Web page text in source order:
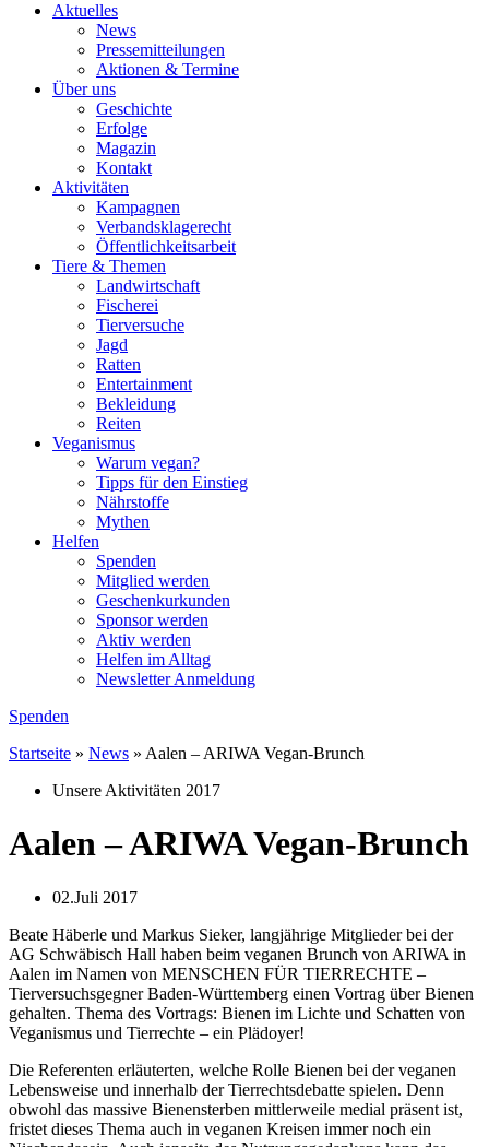
Aktuelles
News
Pressemitteilungen
Aktionen & Termine
Über uns
Geschichte
Erfolge
Magazin
Kontakt
Aktivitäten
Kampagnen
Verbandsklagerecht
Öffentlichkeitsarbeit
Tiere & Themen
Landwirtschaft
Fischerei
Tierversuche
Jagd
Ratten
Entertainment
Bekleidung
Reiten
Veganismus
Warum vegan?
Tipps für den Einstieg
Nährstoffe
Mythen
Helfen
Spenden
Mitglied werden
Geschenkurkunden
Sponsor werden
Aktiv werden
Helfen im Alltag
Newsletter Anmeldung
Spenden
Startseite » News » Aalen – ARIWA Vegan-Brunch
Unsere Aktivitäten 2017
Aalen – ARIWA Vegan-Brunch
02.Juli 2017
Beate Häberle und Markus Sieker, langjährige Mitglieder bei der
AG Schwäbisch Hall haben beim veganen Brunch von ARIWA in
Aalen im Namen von MENSCHEN FÜR TIERRECHTE –
Tierversuchsgegner Baden-Württemberg einen Vortrag über Bienen
gehalten. Thema des Vortrags: Bienen im Lichte und Schatten von
Veganismus und Tierrechte – ein Plädoyer!
Die Referenten erläuterten, welche Rolle Bienen bei der veganen
Lebensweise und innerhalb der Tierrechtsdebatte spielen. Denn
obwohl das massive Bienensterben mittlerweile medial präsent ist,
fristet dieses Thema auch in veganen Kreisen immer noch ein